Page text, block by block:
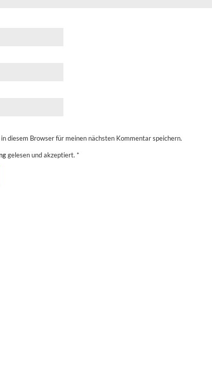
diesem Browser für meinen nächsten Kommentar speichern.
gelesen und akzeptiert. *